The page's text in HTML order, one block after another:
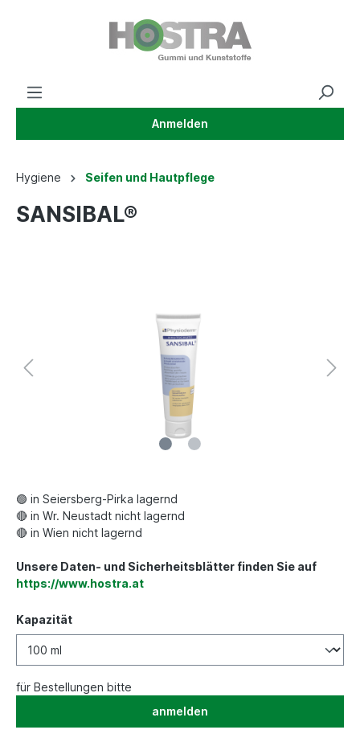
Anmelden
Hygiene Seifen und Hautpflege
SANSIBAL®
🟢 in Seiersberg-Pirka lagernd
🔴 in Wr. Neustadt nicht lagernd
🔴 in Wien nicht lagernd
Unsere Daten- und Sicherheitsblätter finden Sie auf
https://www.hostra.at
Kapazität
für Bestellungen bitte
anmelden